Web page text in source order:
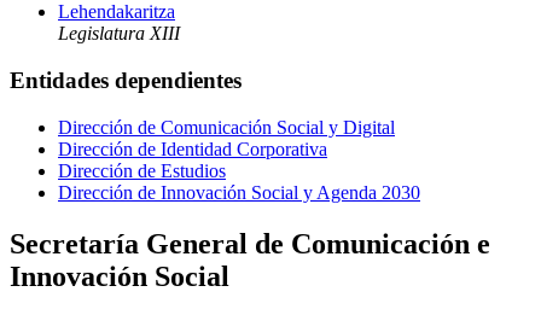
Lehendakaritza
Legislatura XIII
Entidades dependientes
Dirección de Comunicación Social y Digital
Dirección de Identidad Corporativa
Dirección de Estudios
Dirección de Innovación Social y Agenda 2030
Secretaría General de Comunicación e
Innovación Social